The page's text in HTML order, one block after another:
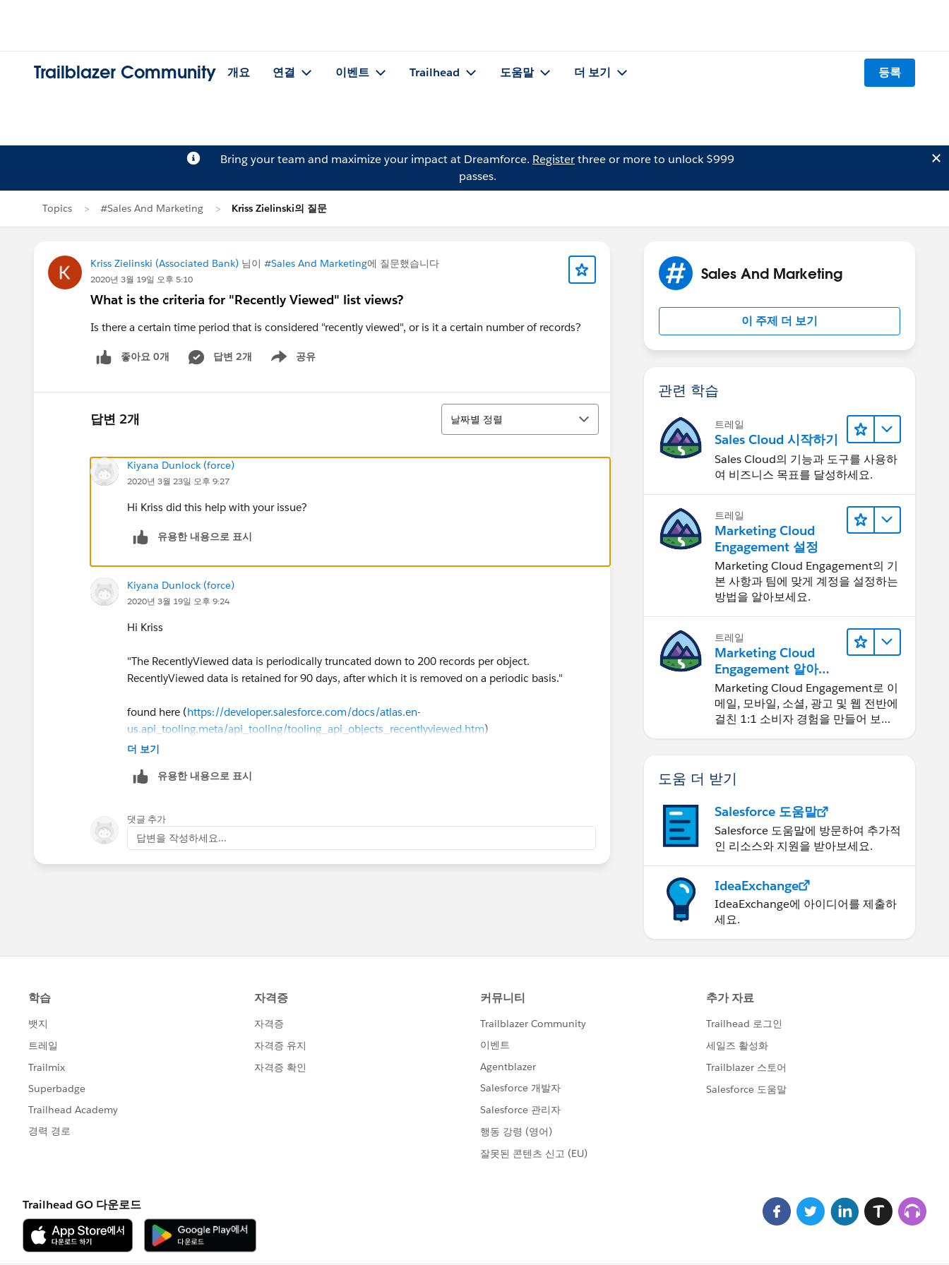
Trailblazer Community 개요 연결 이벤트 Trailhead 도움말 더 보기 등록
Bring your team and maximize your impact at Dreamforce. Registerthree or more to unlock $999
passes.
Topics #Sales And Marketing Kriss Zielinski의 질문
Kriss Zielinski (Associated Bank) 님이 #Sales And Marketing에 질문했습니다
2020년 3월 19일 오후 5:10
What is the criteria for "Recently Viewed" list views?
Is there a certain time period that is considered "recently viewed", or is it a certain number of records?
좋아요 0개 답변 2개 공유
Show menu
답변 2개
정렬
날짜별 정렬
Kiyana Dunlock (force)
2020년 3월 23일 오후 9:27
Hi Kriss did this help with your issue?
유용한 내용으로 표시
Kiyana Dunlock (force)
2020년 3월 19일 오후 9:24
Hi Kriss
"The RecentlyViewed data is periodically truncated down to 200 records per object.
RecentlyViewed data is retained for 90 days, after which it is removed on a periodic basis."
found here (https://developer.salesforce.com/docs/atlas.en-
us.api_tooling.meta/api_tooling/tooling_api_objects_recentlyviewed.htm)
더 보기
유용한 내용으로 표시
댓글 추가
답변을 작성하세요...
Sales And Marketing
이 주제 더 보기
관련 학습
트레일
Sales Cloud 시작하기
Sales Cloud의 기능과 도구를 사용하
여 비즈니스 목표를 달성하세요.
트레일
Marketing Cloud
Engagement 설정
Marketing Cloud Engagement의 기
본 사항과 팀에 맞게 계정을 설정하는
방법을 알아보세요.
트레일
Marketing Cloud
Engagement 알아보
기
Marketing Cloud Engagement로 이
메일, 모바일, 소셜, 광고 및 웹 전반에
걸친 1:1 소비자 경험을 만들어 보세
도움 더 받기
Salesforce 도움말
Salesforce 도움말에 방문하여 추가적
인 리소스와 지원을 받아보세요.
IdeaExchange
IdeaExchange에 아이디어를 제출하
세요.